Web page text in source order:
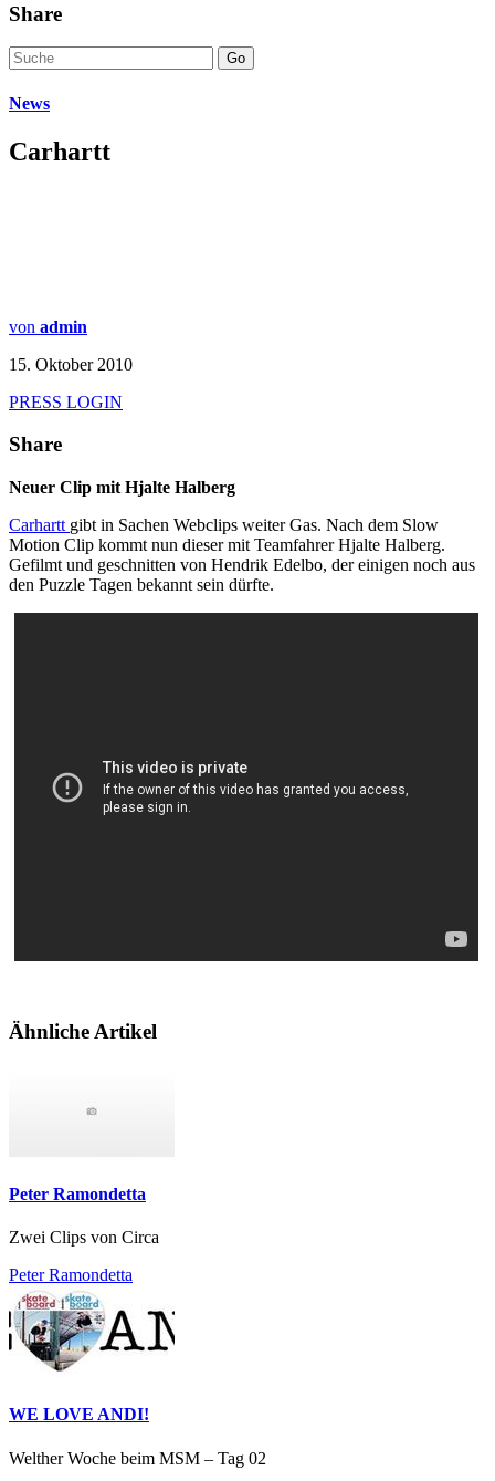
Share
Go
News
Carhartt
von admin
15. Oktober 2010
PRESS LOGIN
Share
Neuer Clip mit Hjalte Halberg
Carhartt gibt in Sachen Webclips weiter Gas. Nach dem Slow
Motion Clip kommt nun dieser mit Teamfahrer Hjalte Halberg.
Gefilmt und geschnitten von Hendrik Edelbo, der einigen noch aus
den Puzzle Tagen bekannt sein dürfte.
Ähnliche Artikel
Peter Ramondetta
Zwei Clips von Circa
Peter Ramondetta
WE LOVE ANDI!
Welther Woche beim MSM – Tag 02